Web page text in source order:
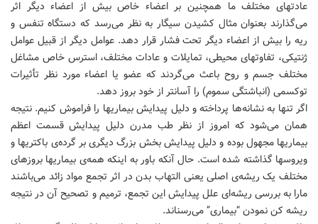
عادتهای مختلف ما همچنین بر اعضاء خاص بیش از اعضاء دیگر اثر
می‌گذارند بعنوان مثال کشیدن سیگار به نظر می‌رسد که دستگاه تنفس و
ریه را بیش از اعضاء دیگر تحت فشار قرار دهد. عوامل دیگر از قبیل عوامل
ژنتیکی، تفاوتهای محیطی، تمایلات و عادات مختلف، استرس خاص مشاغل
مختلف جسم و روح باعث می‌گردند که عضو یا اعضاء مورد نظر تأثیرات
توکسمی (انباشتگی سموم) را آسانتر از خود بروز دهد.
اگر تنها به نشانه‌ها پرداخته و دلیل پیدایش بیماریها را فراموش کنیم. نتیجه
همان می‌شود که امروز از نظر طب مدرن دلیل پیدایش قسمت اعظم
بیماریها مجهول بوده و دلیل پیدایش بخش بزرگ دیگری بر گرده‌ی باکتریها و
ویروسها گذاشته شده است. حال آنکه باور به اینکه همه‌ی بیماریها بروزهای
مختلف یک ریشه‌ی اصلی یعنی التهاب بدن در اثر تجمع مواد زائد می‌باشند
مارا به بررسی ریشه‌ای علل پیدایش این تجمع، ترمیم و تصحیح آن در نتیجه
ریشه کن نمودن “بیماری” می‌رسناند.